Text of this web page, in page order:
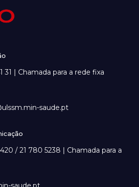
31 | Chamada para a rede fixa
saude.pt
/ 21 780 5238 | Chamada para a